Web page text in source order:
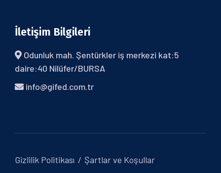
İletişim Bilgileri
Odunluk mah. Şentürkler iş merkezi kat:5
daire:40 Nilüfer/BURSA
info@gifed.com.tr
Gizlilik Politikası Şartlar ve Koşullar